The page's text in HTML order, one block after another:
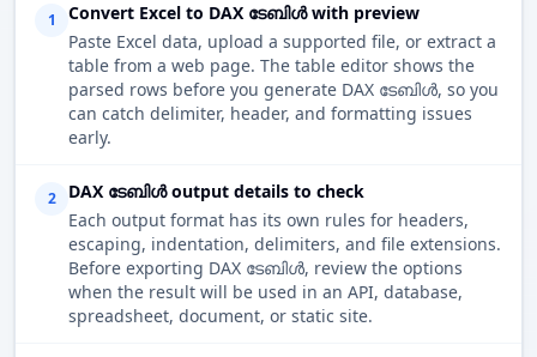
1
Convert Excel to DAX ടേബിൾ with preview
Paste Excel data, upload a supported file, or extract a
table from a web page. The table editor shows the
parsed rows before you generate DAX ടേബിൾ, so you
can catch delimiter, header, and formatting issues
early.
2
DAX ടേബിൾ output details to check
Each output format has its own rules for headers,
escaping, indentation, delimiters, and file extensions.
Before exporting DAX ടേബിൾ, review the options
when the result will be used in an API, database,
spreadsheet, document, or static site.